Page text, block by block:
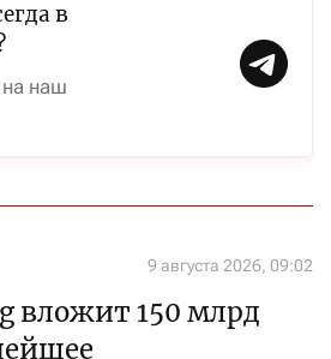
в
наш
9 августа 2026, 09:02
вложит 150 млрд